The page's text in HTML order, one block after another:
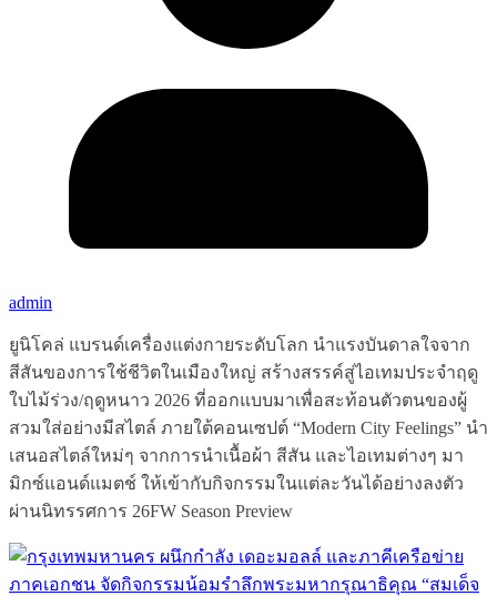
admin
ยูนิโคล่ แบรนด์เครื่องแต่งกายระดับโลก นำแรงบันดาลใจจาก
สีสันของการใช้ชีวิตในเมืองใหญ่ สร้างสรรค์สู่ไอเทมประจำฤดู
ใบไม้ร่วง/ฤดูหนาว 2026 ที่ออกแบบมาเพื่อสะท้อนตัวตนของผู้
สวมใส่อย่างมีสไตล์ ภายใต้คอนเซปต์ “Modern City Feelings” นำ
เสนอสไตล์ใหม่ๆ จากการนำเนื้อผ้า สีสัน และไอเทมต่างๆ มา
มิกซ์แอนด์แมตช์ ให้เข้ากับกิจกรรมในแต่ละวันได้อย่างลงตัว
ผ่านนิทรรศการ 26FW Season Preview